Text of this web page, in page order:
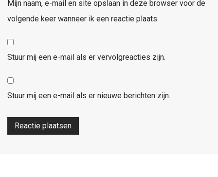
Mijn naam, e-mail en site opslaan in deze browser voor de
volgende keer wanneer ik een reactie plaats.
Stuur mij een e-mail als er vervolgreacties zijn.
Stuur mij een e-mail als er nieuwe berichten zijn.